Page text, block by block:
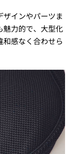
インやパーツま
魅力的で、大型化
和感なく合わせら